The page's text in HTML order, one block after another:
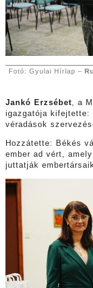
Fotó: Gyulai Hírlap –
Jankó Erzsébet, a
igazgatója kifejtette:
véradások
Hozzátette: Békés
ember ad vért,
juttatják